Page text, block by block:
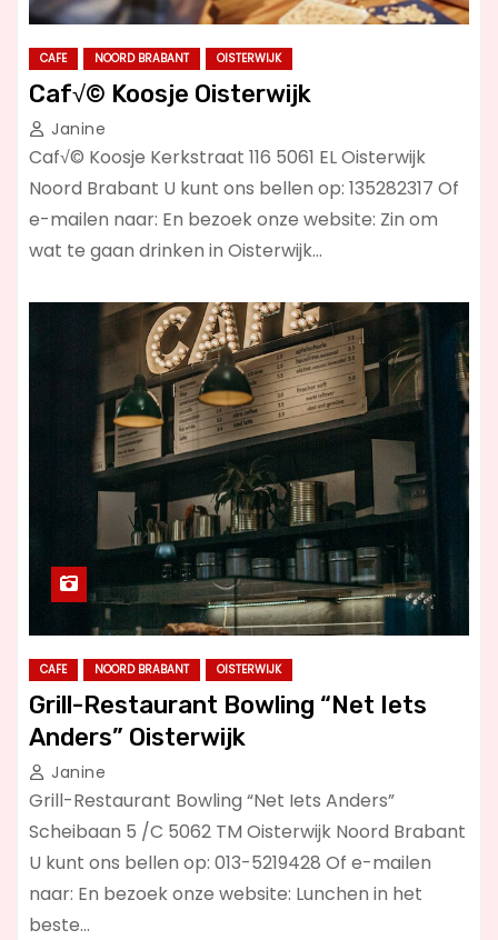
CAFE NOORD BRABANT OISTERWIJK
Caf√© Koosje Oisterwijk
Janine
Caf√© Koosje Kerkstraat 116 5061 EL Oisterwijk
Noord Brabant U kunt ons bellen op: 135282317 Of
e-mailen naar: En bezoek onze website: Zin om
wat te gaan drinken in Oisterwijk…
CAFE NOORD BRABANT OISTERWIJK
Grill-Restaurant Bowling “Net Iets
Anders” Oisterwijk
Janine
Grill-Restaurant Bowling “Net Iets Anders”
Scheibaan 5 /C 5062 TM Oisterwijk Noord Brabant
U kunt ons bellen op: 013-5219428 Of e-mailen
naar: En bezoek onze website: Lunchen in het
beste…